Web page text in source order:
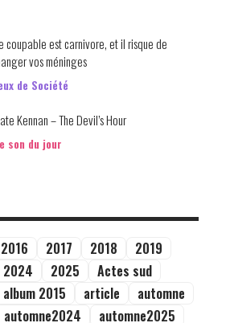
coupable est carnivore, et il risque de
vos méninges
de Société
Kennan – The Devil’s Hour
son du jour
2016 2017 2018
2019
2024 2025
Actes sud
album 2015 article
automne
automne2024
automne2025